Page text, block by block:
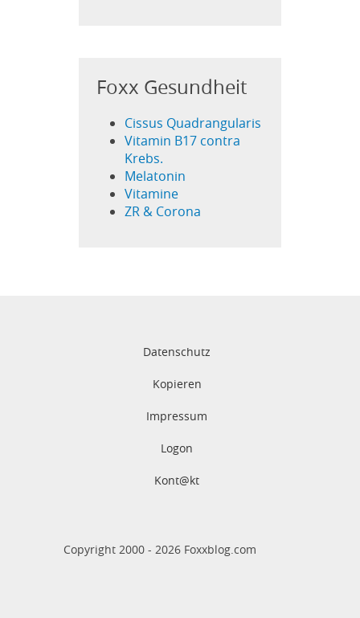
Foxx Gesundheit
Cissus Quadrangularis
Vitamin B17 contra
Krebs.
Melatonin
Vitamine
ZR & Corona
Datenschutz
Kopieren
Impressum
Logon
Kont@kt
Copyright 2000 - 2026 Foxxblog.com